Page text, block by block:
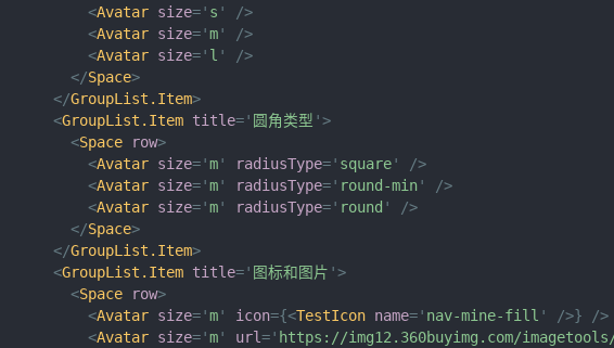
<Avatar size=' s '
/>
<Avatar size='m'
/>
<Avatar size=' l '
/>
</Space>
</GroupList.Item>
<GroupList.Item title=' 圆角类型 '>
<Space row>
<Avatar size='m' radiusType=' square'
/>
<Avatar size='m' radiusType=' round-min'
/>
<Avatar size='m' radiusType=' round '
/>
</Space>
</GroupList.Item>
<GroupList.Item title=' 图标和图片 '>
<Space row>
<Avatar size='m' icon={<TestIcon name=' nav-mine-fill ' />}
/>
<Avatar size='m' url=' https://img12.360buyimg.com/